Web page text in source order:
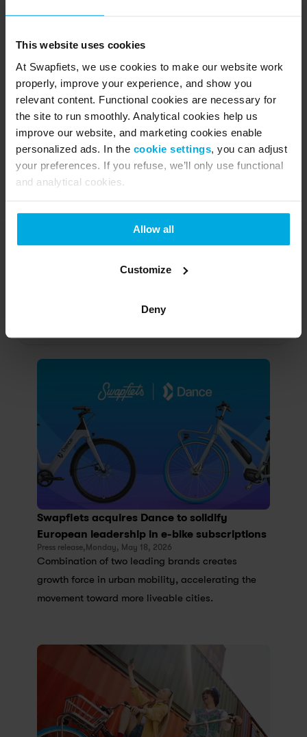
This website uses cookies
At Swapfiets, we use cookies to make our website work
properly, improve your experience, and show you
relevant content. Functional cookies are necessary for
the site to run smoothly. Analytical cookies help us
improve our website, and marketing cookies enable
personalized ads. In the cookie settings, you can adjust
your preferences. If you refuse, we’ll only use functional
and analytical cookies.
Allow all
Customize
Deny
The concept of Swapfiets is quite simple: For a
monthly subscription fee, Swapfiets members
solution for their own use. If needed, a repair service
is available within 48 hours to repair or directly
swap the two-wheeler at no additional cost.
Contact us
Other articles
Swapfiets acquires Dance to solidify
European leadership in e-bike subscriptions
Press release, Monday, May 18, 2026
Combination of two leading brands creates
growth force in urban mobility, accelerating the
movement toward more liveable cities.